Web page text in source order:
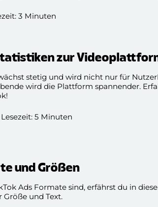
besser verstanden werden.
3 Minuten
zur
stetig und wird nicht nur für
wird die Plattform spannender.
5 Minuten
und Größen
Ads Formate sind, erfährst du in
und Text.